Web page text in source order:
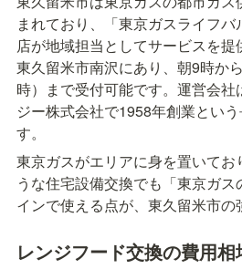
まれており、「東京ガスライフ
店が地域担当としてサービスを
東久留米市南沢にあり、朝9時か
時）まで受付可能です。運営会
ジー株式会社で1958年創業とい
す。
東京ガスがエリアに身を置いてお
うな住宅設備交換でも「東京ガ
インで使える点が、東久留米市の
レンジフード交換の費用相